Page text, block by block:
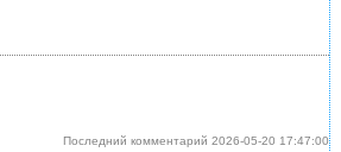
Последний комментарий 2026-05-20 17:47:00